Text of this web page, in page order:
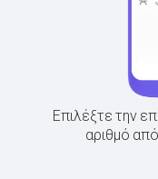
Επιλέξτε την
αριθμό